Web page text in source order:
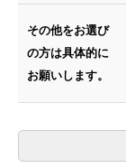
その他をお選び
の方は具体的に
お願いします。